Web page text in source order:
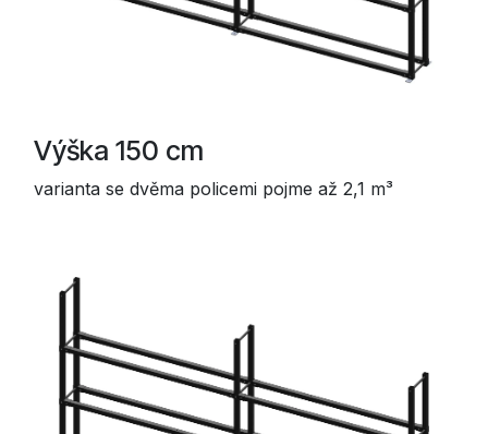
Výška 150 cm
varianta se dvěma policemi pojme až 2,1 m³